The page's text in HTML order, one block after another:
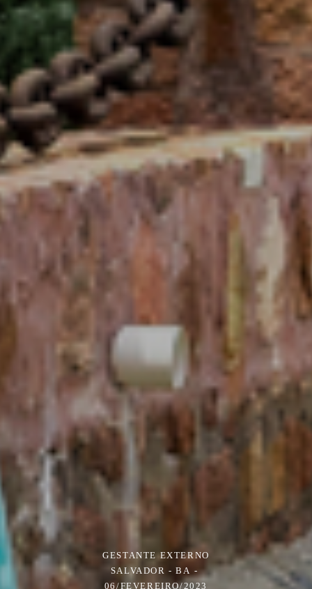
GESTANTE EXTERNO
SALVADOR - BA
06/FEVEREIRO/2023